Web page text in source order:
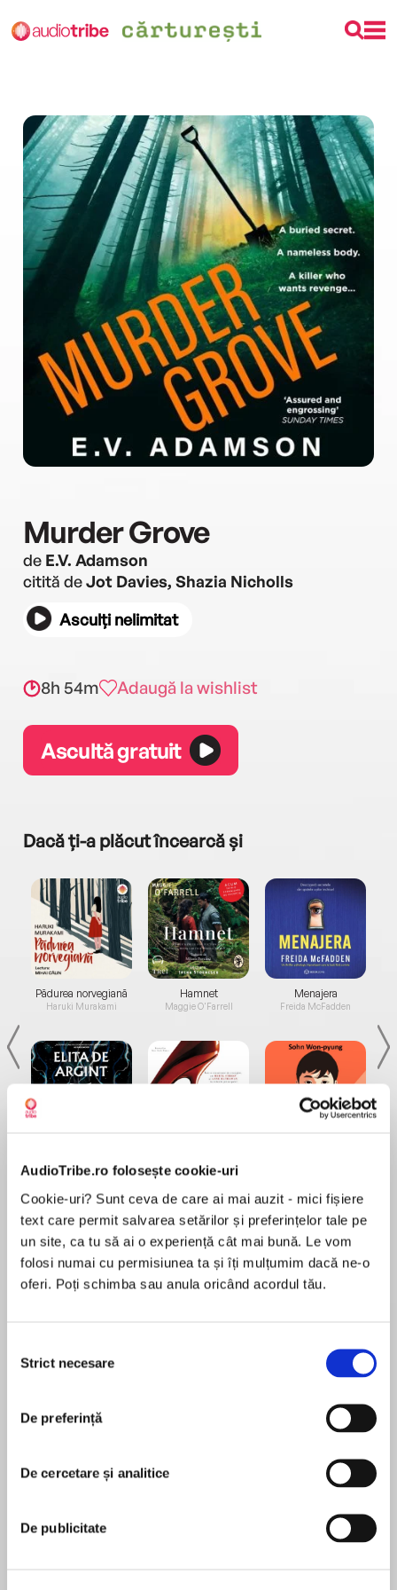
AudioTribe.ro folosește cookie-uri
Cookie-uri? Sunt ceva de care ai mai auzit - mici fișiere
text care permit salvarea setărilor și preferințelor tale pe
un site, ca tu să ai o experiență cât mai bună. Le vom
folosi numai cu permisiunea ta și îți mulțumim dacă ne-o
oferi. Poți schimba sau anula oricând acordul tău.
consimțământului
Strict necesare
De preferință
De cercetare și analitice
De publicitate
Murder Grove
de E.V. Adamson
citită deJot Davies, Shazia Nicholls
Asculți nelimitat
8h 54m Adaugă la wishlist
Ascultă gratuit
Dacă ți-a plăcut încearcă și
Pădurea norvegiană
Haruki Murakami
de...
Dani Francis
Hamnet
Maggie O'Farrell
la...
Lauren Weisberger
Menajera
Freida McFadden
Desprecarte
Two bodies. Thirty years. And a secret that
1990
A woman’s body is found brutally murdered in
the woods, and next to it, a shallow grave hiding
În acest moment nu există recenzii
E.V. Adamson